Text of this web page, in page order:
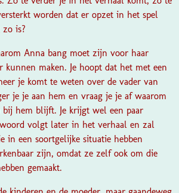
worden dat er opzet in het spel
is?
Anna bang moet zijn voor haar
kunnen maken. Je hoopt dat het met een
je komt te weten over de vader van
je je aan hem en vraag je je af waarom
bij hem blijft. Je krijgt wel een paar
volgt later in het verhaal en zal
in een soortgelijke situatie hebben
zijn, omdat ze zelf ook om die
gemaakt.